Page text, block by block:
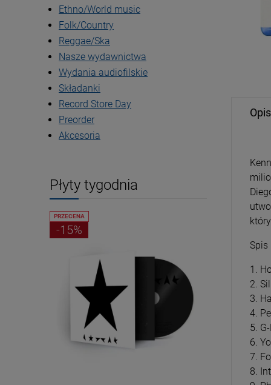
Ethno/World music
Folk/Country
Reggae/Ska
Nasze wydawnictwa
Wydania audiofilskie
Składanki
Record Store Day
Preorder
Akcesoria
Płyty tygodnia
-15%
PRZECENA
Opis
Spis
1.
2.
3.
4.
5.
6.
7.
8.